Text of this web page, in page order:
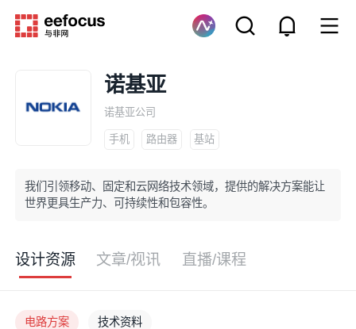
诺基亚
诺基亚公司
手机 路由器 基站
我们引领移动、固定和云网络技术领域，提供的解决方案能让
世界更具生产力、可持续性和包容性。
设计资源 文章/视讯 直播/课程
电路方案 技术资料